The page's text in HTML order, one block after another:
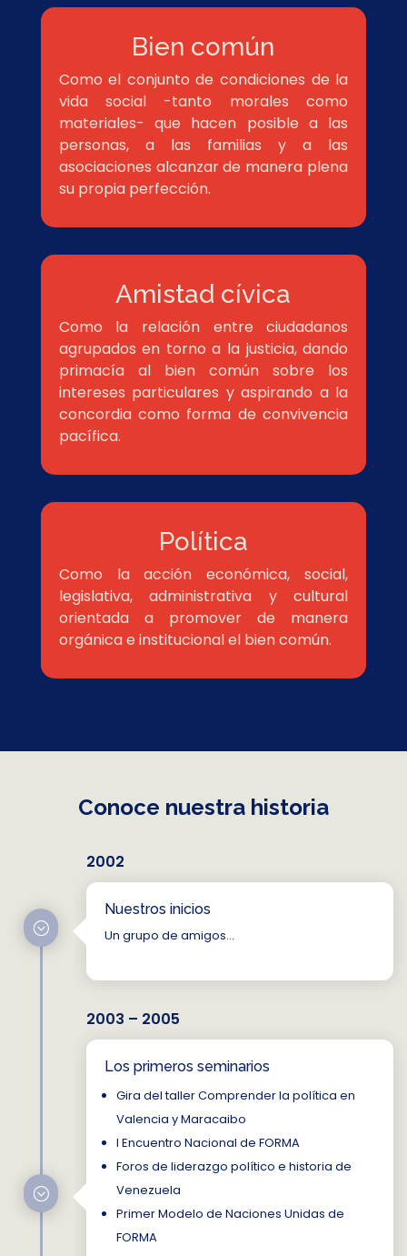
Bien común
Como el conjunto de condiciones de la
vida social -tanto morales como
materiales- que hacen posible a las
personas, a las familias y a las
asociaciones alcanzar de manera plena
su propia perfección.
Amistad cívica
Como la relación entre ciudadanos
agrupados en torno a la justicia, dando
primacía al bien común sobre los
intereses particulares y aspirando a la
concordia como forma de convivencia
pacífica.
Política
Como la acción económica, social,
legislativa, administrativa y cultural
orientada a promover de manera
orgánica e institucional el bien común.
Conoce nuestra historia
Nuestros inicios
Un grupo de amigos…
;
2002
2003 – 2005
;
Los primeros seminarios
Gira del taller Comprender la política en
Valencia y Maracaibo
I Encuentro Nacional de FORMA
Foros de liderazgo político e historia de
Venezuela
Primer Modelo de Naciones Unidas de
FORMA